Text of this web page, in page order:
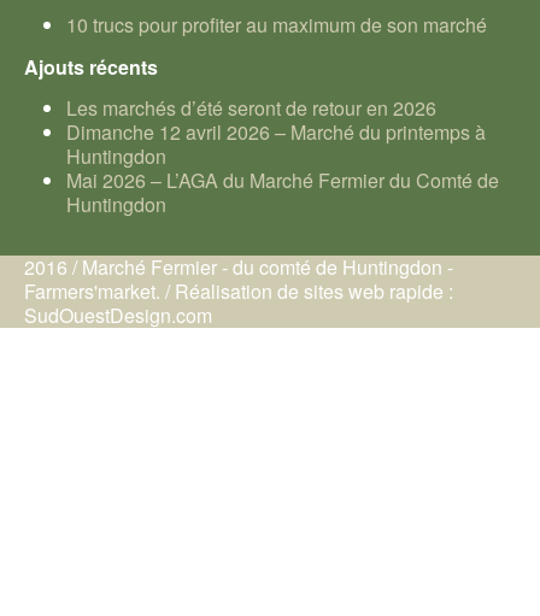
10 trucs pour profiter au maximum de son marché
Ajouts récents
Les marchés d’été seront de retour en 2026
Dimanche 12 avril 2026 – Marché du printemps à
Huntingdon
Mai 2026 – L’AGA du Marché Fermier du Comté de
Huntingdon
2016 / Marché Fermier - du comté de Huntingdon -
Farmers'market. / Réalisation de sites web rapide :
SudOuestDesign.com